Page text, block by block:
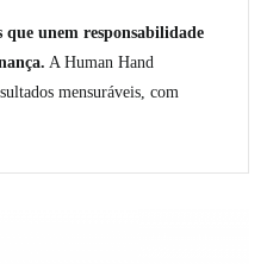
que unem responsabilidade
A Human Hand
mensuráveis, com